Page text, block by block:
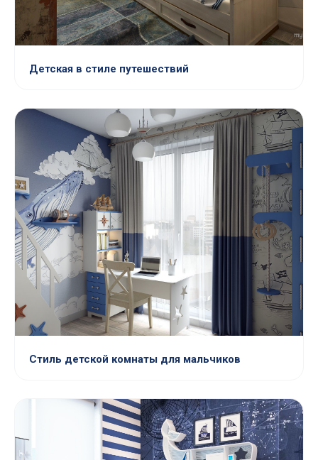
Детская в стиле путешествий
Стиль детской комнаты для мальчиков